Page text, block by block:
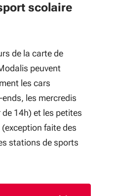
scolaire
de la carte de
peuvent
les cars
les mercredis
14h) et les petites
faite des
stations de sports